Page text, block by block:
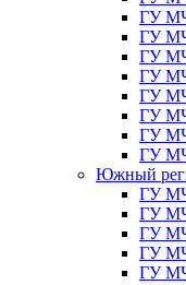
ГУ
ГУ
ГУ
ГУ
ГУ
ГУ
ГУ
ГУ
Южный
ГУ
ГУ
ГУ
ГУ
ГУ